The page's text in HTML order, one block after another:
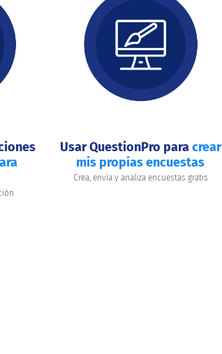
Usar QuestionPro paracrear
mis propias encuestas
Crea, envía y analiza encuestas gratis